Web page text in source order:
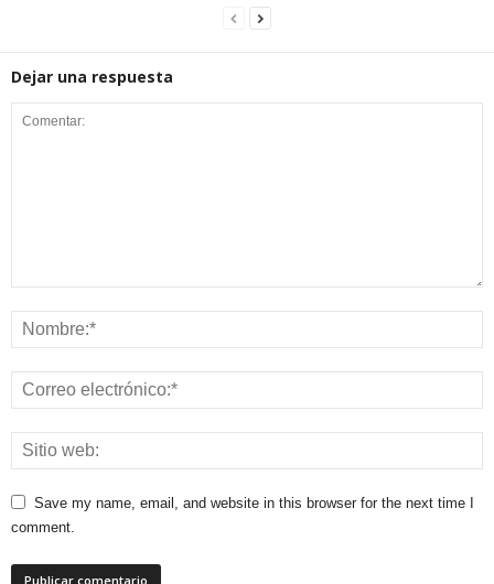
Dejar una respuesta
Save my name, email, and website in this browser for the next time I
comment.